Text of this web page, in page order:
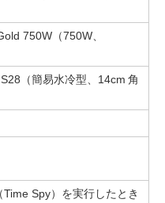
750W（750W、
（簡易水冷型、14cm 角
Spy）を実行したとき